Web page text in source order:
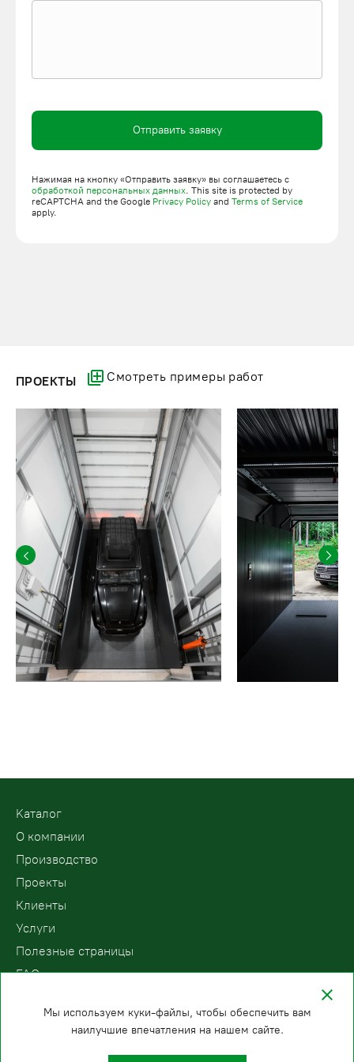
остались вопросы или вы хотите заказать технику для
Отправить заявку
Нажимая на кнопку «Отправить заявку» вы соглашаетесь с
обработкой персональных данных. This site is protected by
reCAPTCHA and the Google Privacy Policy and Terms of Service
apply.
ПРОЕКТЫ Смотреть примеры работ
Kаталог
О компании
Производство
Проекты
Клиенты
Услуги
Полезные страницы
FAQ
Мы используем куки-файлы, чтобы обеспечить вам
наилучшие впечатления на нашем сайте.